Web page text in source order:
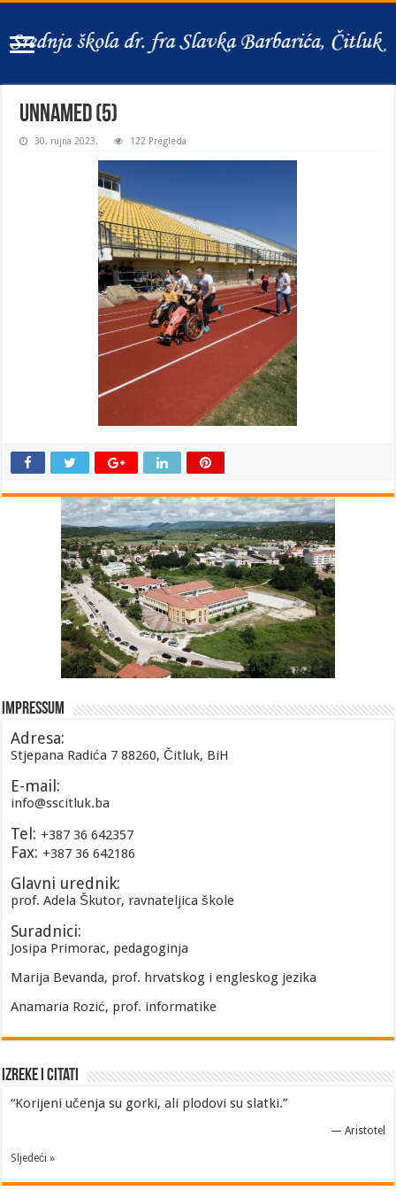
unnamed (5)
30. rujna 2023. 122 Pregleda
Impressum
Adresa:
Stjepana Radića 7 88260, Čitluk, BiH
E-mail:
info@sscitluk.ba
Tel: +387 36 642357
Fax: +387 36 642186
Glavni urednik:
prof. Adela Škutor, ravnateljica škole
Suradnici:
Josipa Primorac, pedagoginja
Marija Bevanda, prof. hrvatskog i engleskog jezika
Anamaria Rozić, prof. informatike
Izreke i Citati
“Korijeni učenja su gorki, ali plodovi su slatki.”
— Aristotel
Sljedeći »